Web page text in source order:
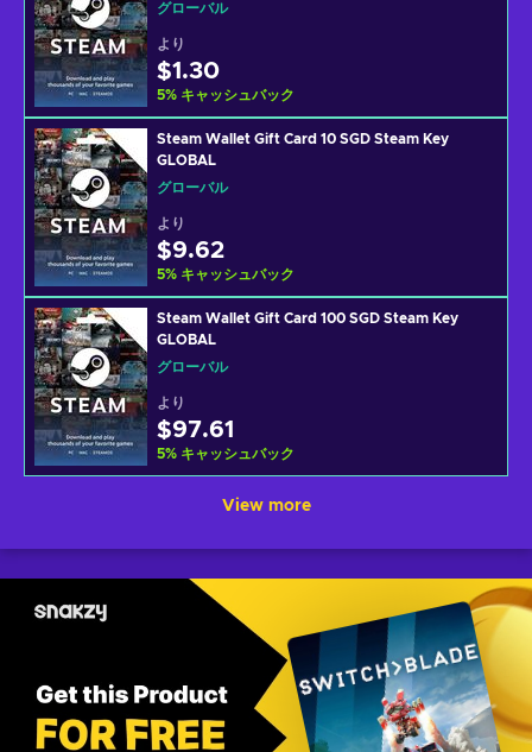
グローバル
より
$1.30
5% キャッシュバック
Steam Wallet Gift Card 10 SGD Steam Key
GLOBAL
グローバル
より
$9.62
5% キャッシュバック
Steam Wallet Gift Card 100 SGD Steam Key
GLOBAL
グローバル
より
$97.61
5% キャッシュバック
View more